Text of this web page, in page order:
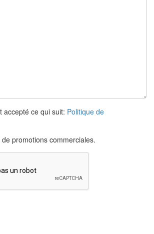
accepté ce qui suit: Politique de
de promotions commerciales.